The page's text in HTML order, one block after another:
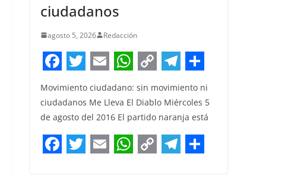
ciudadanos
agosto 5, 2026 Redacción
F
a
c
e
b
T
w
i
t
t
E
m
a
i
l
W
h
a
t
s
C
o
p
y
L
T
e
l
e
g
S
h
a
r
e
Movimiento ciudadano: sin movimiento ni
ciudadanos Me Lleva El Diablo Miércoles 5
de agosto del 2016 El partido naranja está